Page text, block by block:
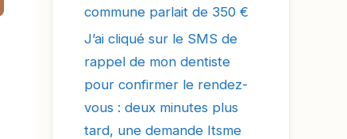
commune parlait de 350 €
J’ai cliqué sur le SMS de
rappel de mon dentiste
pour confirmer le rendez-
vous : deux minutes plus
tard, une demande Itsme